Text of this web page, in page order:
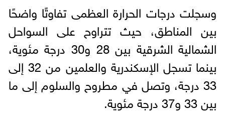
وسجلت درجات الحرارة العظمى تفاوتًا واضحًا
بين المناطق، حيث تتراوح على السواحل
الشمالية الشرقية بين 28 و30 درجة مئوية،
بينما تسجل الإسكندرية والعلمين من 32 إلى
33 درجة، وتصل في مطروح والسلوم إلى ما
بين 33 و37 درجة مئوية.